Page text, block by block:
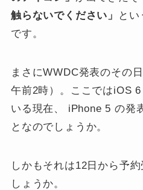
触らないでください」
と
です。
まさにWWDC発表のその
午前2時）。ここではiOS
いる現在、 iPhone 5 の発
となのでしょうか。
しかもそれは12日から予
しょうか。